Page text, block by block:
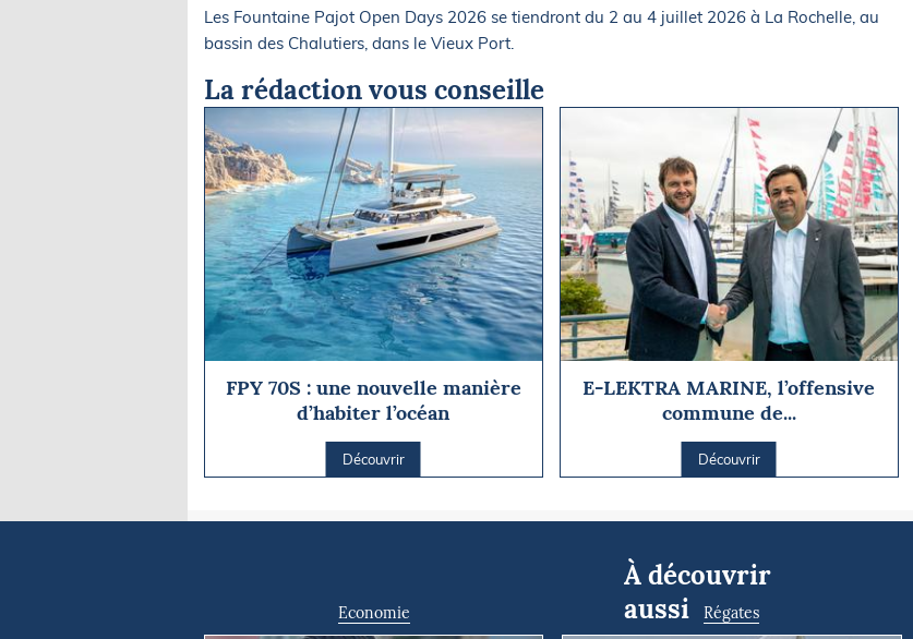
Les Fountaine Pajot Open Days 2026 se tiendront du 2 au 4 juillet 2026 à La Rochelle, au
bassin des Chalutiers, dans le Vieux Port.
La rédaction vous conseille
FPY 70S : une nouvelle manière
d’habiter l’océan
Découvrir
E-LEKTRA MARINE, l’offensive
commune de...
Découvrir
À découvrir
aussi
Economie Régates